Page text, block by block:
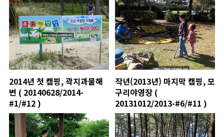
2014년 첫 캠핑, 곽지과물해
변 ( 20140628/2014-
#1/#12 )
작년(2013년) 마지막 캠핑, 모
구리야영장 (
20131012/2013-#6/#11 )